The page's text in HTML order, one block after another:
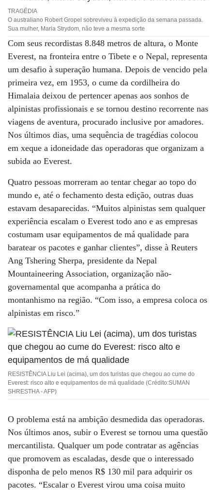
TRAGÉDIA
O australiano Robert Gropel sobreviveu à expedição da semana passada.
Sua mulher, Maria Strydom, não teve a mesma sorte
Com seus recordistas 8.848 metros de altura, o Monte
Everest, na fronteira entre o Tibete e o Nepal, representa
um desafio à superação humana. Depois de vencido pela
primeira vez, em 1953, o cume da cordilheira do
Himalaia deixou de pertencer apenas aos sonhos de
alpinistas profissionais e se tornou destino recorrente nas
viagens de aventura, procurado inclusive por amadores.
Nos últimos dias, uma sequência de tragédias colocou
em xeque a idoneidade das operadoras que organizam a
subida ao Everest.
Quatro pessoas morreram ao tentar chegar ao topo do
mundo e, até o fechamento desta edição, outras duas
estavam desaparecidas. “Muitos alpinistas sem qualquer
experiência escalam o Everest todo ano e as empresas
costumam usar equipamentos de má qualidade para
baratear os pacotes e ganhar clientes”, disse à Reuters
Ang Tshering Sherpa, presidente da Nepal
Mountaineering Association, organização não-
governamental que acompanha a prática do
montanhismo na região. “Com isso, a empresa coloca os
alpinistas em risco.”
RESISTÊNCIA Liu Lei (acima), um dos turistas que chegou ao cume do
Everest: risco alto e equipamentos de má qualidade (Crédito:SUMAN
SHRESTHA - AFP)
O problema está na ambição desmedida das operadoras.
Nos últimos anos, subir o Everest se tornou uma questão
mercantilista. Qualquer um pode contratar as agências
que promovem as escaladas, desde que o interessado
disponha de pelo menos R$ 130 mil para adquirir os
pacotes. “Escalar o Everest virou uma coisa muito